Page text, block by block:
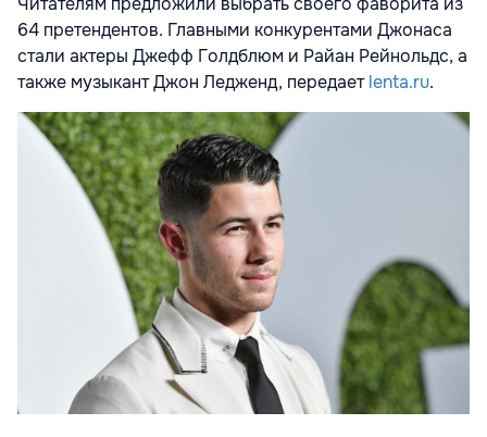
64 претендентов. Главными конкурентами Джонаса
стали актеры Джефф Голдблюм и Райан Рейнольдс, а
также музыкант Джон Ледженд, передаетlenta.ru.